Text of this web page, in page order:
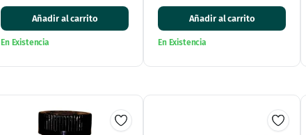
Añadir al carrito
En Existencia
Añadir al carrito
En Existencia